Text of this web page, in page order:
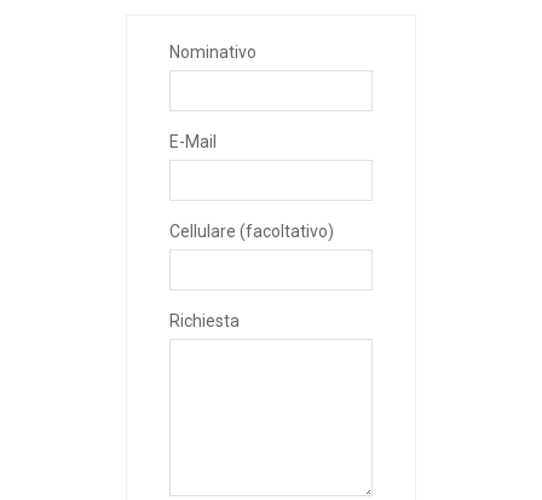
Nominativo
E-Mail
Cellulare (facoltativo)
Richiesta